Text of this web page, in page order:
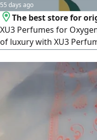
55 days ago
The best store for
XU3 Perfumes for
of luxury with XU3
exceptional collection
leaves an unforgettable
of our luxury Oxygen
elegance of presence